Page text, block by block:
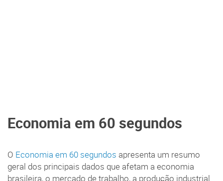
Economia em 60 segundos
O Economia em 60 segundos apresenta um resumo
geral dos principais dados que afetam a economia
brasileira, o mercado de trabalho, a produção industrial